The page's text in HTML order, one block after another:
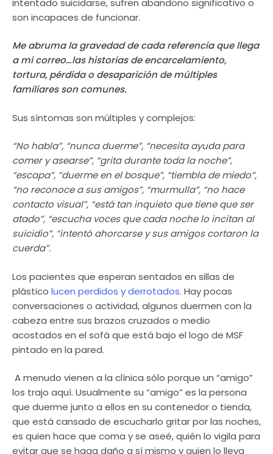
intentado suicidarse, sufren abandono significativo o
son incapaces de funcionar.
Me abruma la gravedad de cada referencia que llega
a mi correo…las historias de encarcelamiento,
tortura, pérdida o desaparición de múltiples
familiares son comunes.
Sus síntomas son múltiples y complejos:
“No habla”, “nunca duerme”, “necesita ayuda para
comer y asearse”, “grita durante toda la noche”,
“escapa”, “duerme en el bosque”, “tiembla de miedo”,
“no reconoce a sus amigos”, “murmulla”, “no hace
contacto visual”, “está tan inquieto que tiene que ser
atado”, “escucha voces que cada noche lo incitan al
suicidio”, “intentó ahorcarse y sus amigos cortaron la
cuerda”.
Los pacientes que esperan sentados en sillas de
plástico lucen perdidos y derrotados. Hay pocas
conversaciones o actividad, algunos duermen con la
cabeza entre sus brazos cruzados o medio
acostados en el sofá que está bajo el logo de MSF
pintado en la pared.
A menudo vienen a la clínica sólo porque un “amigo”
los trajo aquí. Usualmente su “amigo” es la persona
que duerme junto a ellos en su contenedor o tienda,
que está cansado de escucharlo gritar por las noches,
es quien hace que coma y se aseé, quién lo vigila para
evitar que se haga daño a sí mismo y quien lo lleva